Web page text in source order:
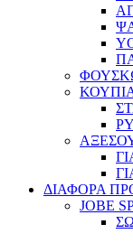
ΔΙΑΦΟΡΑ
JOBE